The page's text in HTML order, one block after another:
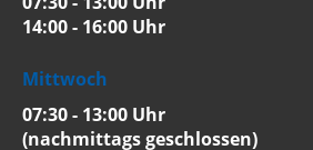
14:00 - 16:00 Uhr
Mittwoch
07:30 - 13:00 Uhr
(nachmittags geschlossen)